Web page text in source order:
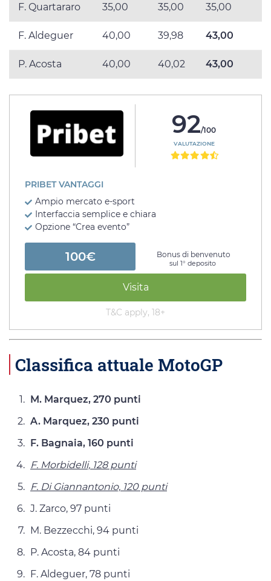
F. Quartararo 35,00 35,00 35,00
F. Aldeguer 40,00 39,98 43,00
P. Acosta 40,00 40,02 43,00
92/100
VALUTAZIONE
PRIBET VANTAGGI
Ampio mercato e-sport
Interfaccia semplice e chiara
Opzione “Crea evento”
100€ Bonus di benvenuto
sul 1° deposito
Visita
T&C apply, 18+
Classifica attuale MotoGP
M. Marquez, 270 punti
A. Marquez, 230 punti
F. Bagnaia, 160 punti
F. Morbidelli, 128 punti
F. Di Giannantonio, 120 punti
J. Zarco, 97 punti
M. Bezzecchi, 94 punti
P. Acosta, 84 punti
F. Aldeguer, 78 punti